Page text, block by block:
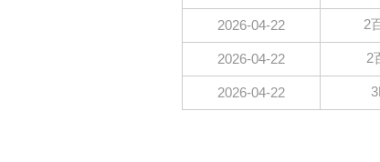
2026-04-22 2
2026-04-22 2
2026-04-22